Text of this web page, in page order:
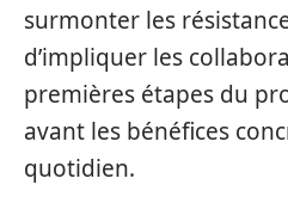
surmonter les
d’impliquer les
premières étapes du
avant les bénéfices
quotidien.